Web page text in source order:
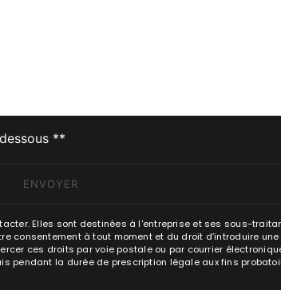
**
ENVOYER
Elles sont destinées à l'entreprise et ses sous-
consentement à tout moment et du droit d’introduire
ces droits par voie postale ou par courrier
pendant la durée de prescription légale aux fins